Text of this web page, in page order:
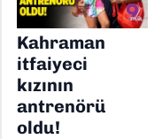
Kahraman
itfaiyeci
kızının
antrenörü
oldu!